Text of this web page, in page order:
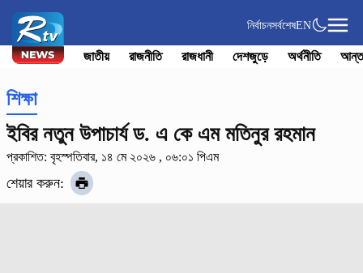
নির্বাচনসর্বশেষEN
জাতীয় রাজনীতি রাজধানী দেশজুড়ে অর্থনীতি
শিক্ষা
ইবির নতুন উপাচার্য ড. এ কে এম মতিনুর রহমান
প্রকাশিত: বৃহস্পতিবার, ১৪ মে ২০২৬ , ০৬:০১ পিএম
শেয়ার করুন: